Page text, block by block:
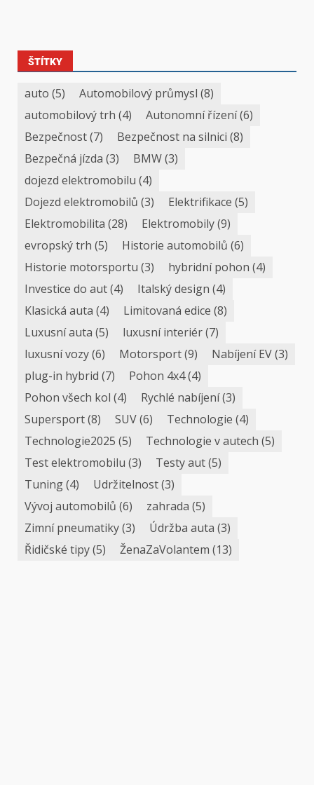
ŠTÍTKY
auto (5) Automobilový průmysl (8)
automobilový trh (4) Autonomní řízení(6)
Bezpečnost(7) Bezpečnost na silnici (8)
Bezpečná jízda (3) BMW(3)
dojezd elektromobilu (4)
Dojezd elektromobilů (3) Elektrifikace (5)
Elektromobilita (28) Elektromobily(9)
evropský trh (5) Historie automobilů (6)
Historie motorsportu (3) hybridní pohon (4)
Investice do aut(4) Italský design (4)
Klasická auta (4) Limitovaná edice (8)
Luxusní auta (5) luxusní interiér(7)
luxusní vozy(6) Motorsport(9) Nabíjení EV(3)
plug-in hybrid (7) Pohon 4x4(4)
Pohon všech kol (4) Rychlé nabíjení(3)
Supersport(8) SUV(6) Technologie (4)
Technologie2025 (5) Technologie v autech (5)
Test elektromobilu (3) Testy aut(5)
Tuning(4) Udržitelnost(3)
Vývoj automobilů (6) zahrada (5)
Zimní pneumatiky(3) Údržba auta (3)
Řidičské tipy(5) ŽenaZaVolantem (13)